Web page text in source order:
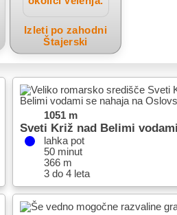
Izleti po zahodni
Štajerski
1051 m
Sveti Križ nad Belimi vodami
lahka pot
50 minut
366 m
3 do 4 leta